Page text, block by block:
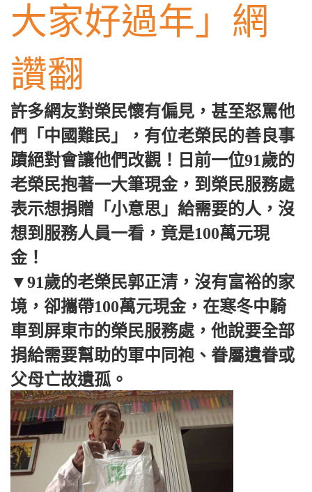
大家好過年」網
讚翻
許多網友對榮民懷有偏見，甚至怒罵他
們「中國難民」，有位老榮民的善良事
蹟絕對會讓他們改觀！日前一位91歲的
老榮民抱著一大筆現金，到榮民服務處
表示想捐贈「小意思」給需要的人，沒
想到服務人員一看，竟是100萬元現
金！
▼91歲的老榮民郭正清，沒有富裕的家
境，卻攜帶100萬元現金，在寒冬中騎
車到屏東市的榮民服務處，他說要全部
捐給需要幫助的軍中同袍、眷屬遺眷或
父母亡故遺孤。